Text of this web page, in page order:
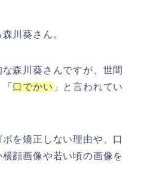
川葵さん。
森川葵さんですが、世間
「 口でかい 」と言われてい
を矯正しない理由や、口
顔画像や若い頃の画像を